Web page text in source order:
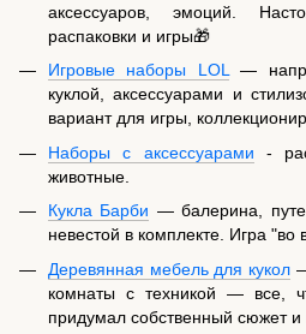
аксессуаров, эмоций.
распаковки и игры🎁
Игровые наборы LOL—
куклой, аксессуарами и
вариант для игры,
Наборы с аксессуарами -
животные.
Кукла Барби — балерина,
невестой в комплекте. Игра "во
Деревянная мебель для кукол—
комнаты с техникой — все,
придумал собственный сюжет и